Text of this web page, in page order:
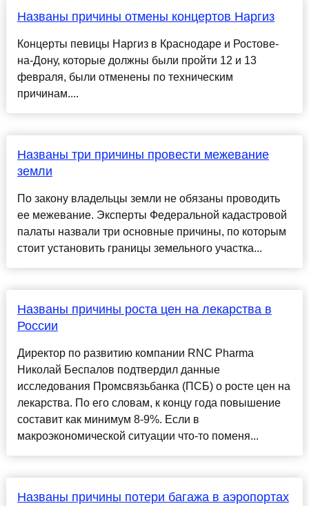
Названы причины отмены концертов Наргиз
Концерты певицы Наргиз в Краснодаре и Ростове-
на-Дону, которые должны были пройти 12 и 13
февраля, были отменены по техническим
причинам....
Названы три причины провести межевание
земли
По закону владельцы земли не обязаны проводить
ее межевание. Эксперты Федеральной кадастровой
палаты назвали три основные причины, по которым
стоит установить границы земельного участка...
Названы причины роста цен на лекарства в
России
Директор по развитию компании RNC Pharma
Николай Беспалов подтвердил данные
исследования Промсвязьбанка (ПСБ) о росте цен на
лекарства. По его словам, к концу года повышение
составит как минимум 8-9%. Если в
макроэкономической ситуации что-то поменя...
Названы причины потери багажа в аэропортах